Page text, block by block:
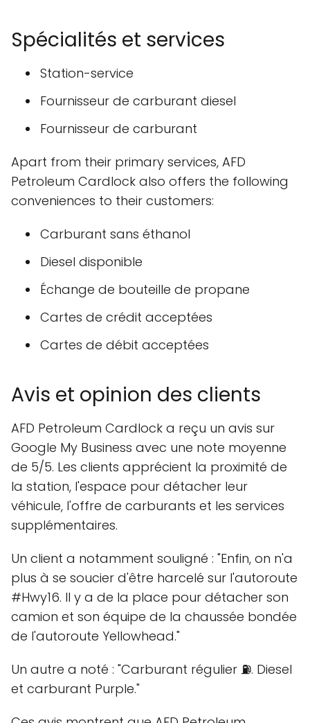
Spécialités et services
Station-service
Fournisseur de carburant diesel
Fournisseur de carburant
Apart from their primary services, AFD
Petroleum Cardlock also offers the following
conveniences to their customers:
Carburant sans éthanol
Diesel disponible
Échange de bouteille de propane
Cartes de crédit acceptées
Cartes de débit acceptées
Avis et opinion des clients
AFD Petroleum Cardlock a reçu un avis sur
Google My Business avec une note moyenne
de 5/5. Les clients apprécient la proximité de
la station, l'espace pour détacher leur
véhicule, l'offre de carburants et les services
supplémentaires.
Un client a notamment souligné : Enfin, on n'a
plus à se soucier d'être harcelé sur l'autoroute
#Hwy16. Il y a de la place pour détacher son
camion et son équipe de la chaussée bondée
de l'autoroute Yellowhead.
Un autre a noté : Carburant régulier ⛽️. Diesel
et carburant Purple.